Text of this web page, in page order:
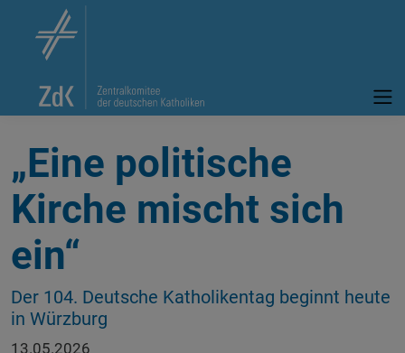
„Eine politische
Kirche mischt sich
ein“
Der 104. Deutsche Katholikentag beginnt heute
in Würzburg
13.05.2026